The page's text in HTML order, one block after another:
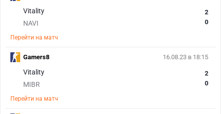
Vitality
NAVI
2
0
Перейти на матч
16.08.23 в 18:15
Vitality
MIBR
2
0
Перейти на матч
Gamers8